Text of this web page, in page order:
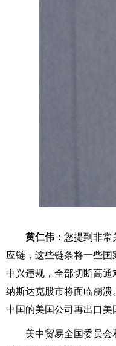
黄仁伟：您提到非常
应链，这些链条将一些
中兴违规，全部切断高
纳斯达克股市将面临崩
中国的美国公司再出口
美中贸易全国委员